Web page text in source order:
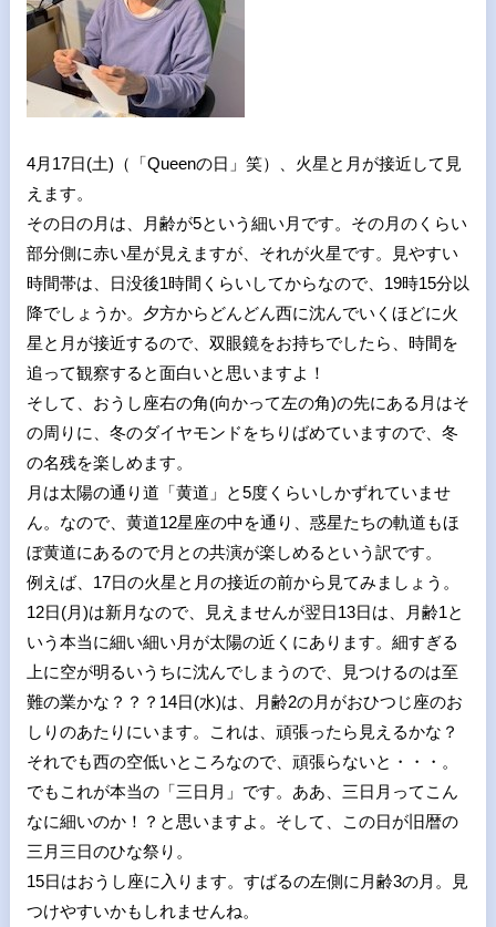
4月 17日(土) （「Queenの日」笑）、火星と月が接近して見
えます。
その日の月は、月齢が5という細い月です。その月のくらい
部分側に赤い星が見えますが、それが火星です。見やすい
時間帯は、日没後1時間くらいしてからなので、 19時15分以
降でしょうか。夕方からどんどん西に沈んでいくほどに火
星と月が接近するので、双眼鏡をお持ちでしたら、時間を
追って観察すると面白いと思いますよ！
そして、おうし座右の角(向かって左の角)の先にある月はそ
の周りに、冬のダイヤモンドをちりばめていますので、冬
の名残を楽しめます。
月は太陽の通り道「黄道」と5度くらいしかずれていませ
ん。なので、黄道12星座の中を通り、惑星たちの軌道もほ
ぼ黄道にあるので月との共演が楽しめるという訳です。
例えば、 17日の火星と月の接近の前から見てみましょう。
12日(月)は新月なので、見えませんが翌日13日は、月齢1と
いう本当に細い細い月が太陽の近くにあります。細すぎる
上に空が明るいうちに沈んでしまうので、見つけるのは至
難の業かな？？？ 14日(水)は、月齢2の月がおひつじ座のお
しりのあたりにいます。これは、頑張ったら見えるかな？
それでも西の空低いところなので、頑張らないと・・・。
でもこれが本当の「三日月」です。ああ、三日月ってこん
なに細いのか！？と思いますよ。そして、この日が旧暦の
三月三日のひな祭り。
15日はおうし座に入ります。すばるの左側に月齢3の月。見
つけやすいかもしれませんね。